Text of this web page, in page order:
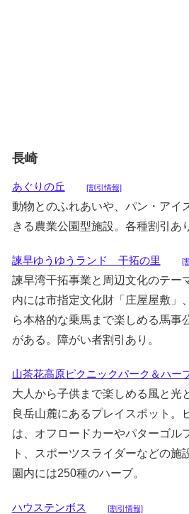
長崎
あぐりの丘 [割引情報]
動物とのふれあいや、パン・アイ
きる農業公園型施設。各種割引あ
諫早ゆうゆうランド 干拓の里 [
諫早湾干拓事業と周辺文化のテー
内には市指定文化財「庄屋屋敷」
ら本格的な乗馬まで楽しめる馬事
がある。障がい者割引あり。
山茶花高原ピクニックパーク＆ハー
大人から子供まで楽しめる風と光
良岳山麓にあるプレイスポット。
は、オフロードカーやパターゴル
ト、スポーツスライダーなどの施
園内には250種のハーブ。
ハウステンボス [割引情報]